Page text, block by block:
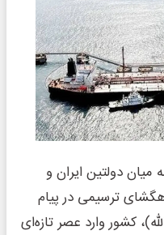
میان دولتین ایران و
ترسیمی در پیام
کشور وارد عصر تازه‌ای